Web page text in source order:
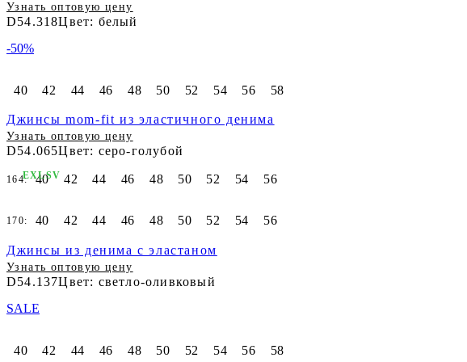
Узнать оптовую цену
D54.318Цвет: белый
40 42 44 46 48 50 52 54 56 58
Джинсы mom-fit из эластичного денима
Узнать оптовую цену
D54.065Цвет: серо-голубой
-50%
164: 40 42 44 46 48 50 52 54 56
170: 40 42 44 46 48 50 52 54 56
Джинсы из денима с эластаном
Узнать оптовую цену
D54.137Цвет: светло-оливковый
EXLSV
40 42 44 46 48 50 52 54 56 58
SALE